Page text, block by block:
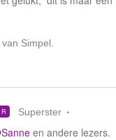
Simpel.
Superster
en andere lezers.